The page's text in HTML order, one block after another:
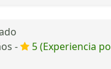
-
5 (Experiencia